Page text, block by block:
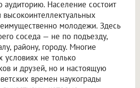
аудиторию. Население состоит
высокоинтеллектуальных
молодежи. Здесь
соседа — не по подъезду,
району, городу. Многие
условиях не только
и друзей, но и настоящую
времен наукограды